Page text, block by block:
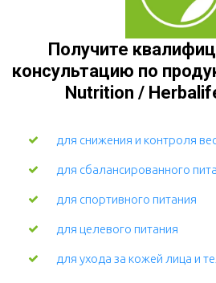
Получите
консультацию по
Nutrition /
для снижения и контроля
для сбалансированного
для спортивного питания
для целевого питания
для ухода за кожей лица и